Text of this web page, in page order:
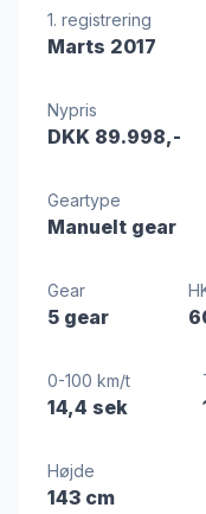
1. registrering
Marts 2017
Nypris
DKK 89.998,-
Geartype
Manuelt gear
Gear
5 gear
0-100 km/t
14,4 sek
Højde
143 cm